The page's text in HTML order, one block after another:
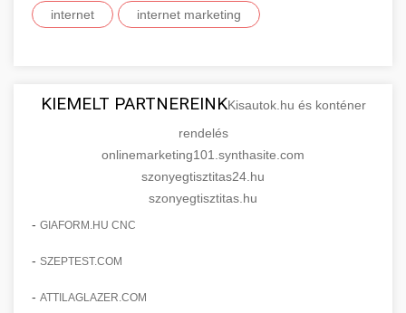
internet internet marketing
KIEMELT PARTNEREINKKisautok.hu és konténer
rendelés
onlinemarketing101.synthasite.com
szonyegtisztitas24.hu
szonyegtisztitas.hu
- GIAFORM.HU CNC
- SZEPTEST.COM
- ATTILAGLAZER.COM